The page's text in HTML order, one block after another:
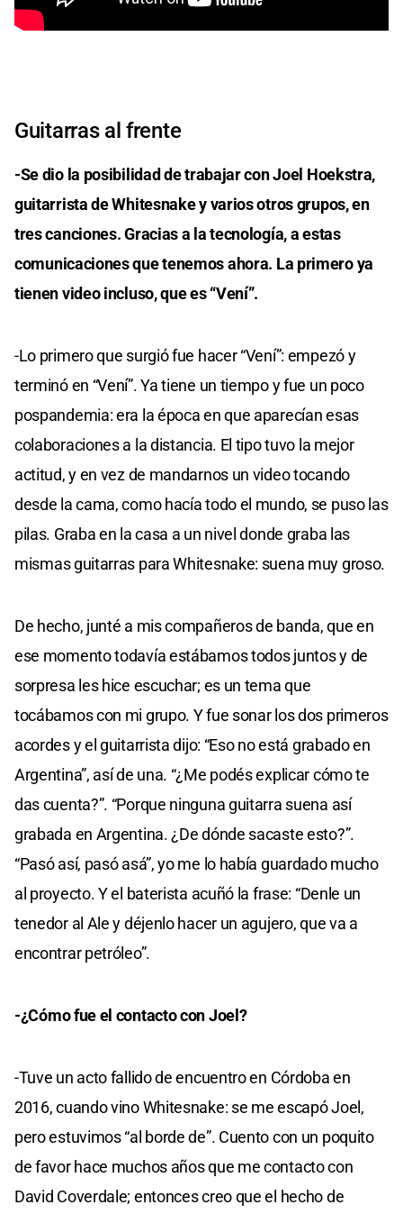
Guitarras al frente
-Se dio la posibilidad de trabajar con Joel Hoekstra,
guitarrista de Whitesnake y varios otros grupos, en
tres canciones. Gracias a la tecnología, a estas
comunicaciones que tenemos ahora. La primero ya
tienen video incluso, que es “Vení”.
-Lo primero que surgió fue hacer “Vení”: empezó y
terminó en “Vení”. Ya tiene un tiempo y fue un poco
pospandemia: era la época en que aparecían esas
colaboraciones a la distancia. El tipo tuvo la mejor
actitud, y en vez de mandarnos un video tocando
desde la cama, como hacía todo el mundo, se puso las
pilas. Graba en la casa a un nivel donde graba las
mismas guitarras para Whitesnake: suena muy groso.
De hecho, junté a mis compañeros de banda, que en
ese momento todavía estábamos todos juntos y de
sorpresa les hice escuchar; es un tema que
tocábamos con mi grupo. Y fue sonar los dos primeros
acordes y el guitarrista dijo: “Eso no está grabado en
Argentina”, así de una. “¿Me podés explicar cómo te
das cuenta?”. “Porque ninguna guitarra suena así
grabada en Argentina. ¿De dónde sacaste esto?”.
“Pasó así, pasó asá”, yo me lo había guardado mucho
al proyecto. Y el baterista acuñó la frase: “Denle un
tenedor al Ale y déjenlo hacer un agujero, que va a
encontrar petróleo”.
-¿Cómo fue el contacto con Joel?
-Tuve un acto fallido de encuentro en Córdoba en
2016, cuando vino Whitesnake: se me escapó Joel,
pero estuvimos “al borde de”. Cuento con un poquito
de favor hace muchos años que me contacto con
David Coverdale; entonces creo que el hecho de